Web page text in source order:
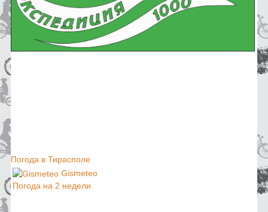
Погода в Тирасполе
Gismeteo
Погода на 2 недели